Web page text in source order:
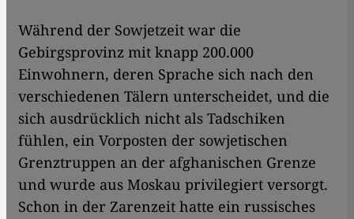
Während der Sowjetzeit war die
Gebirgsprovinz mit knapp 200.000
Einwohnern, deren Sprache sich nach den
verschiedenen Tälern unterscheidet, und die
sich ausdrücklich nicht als Tadschiken
fühlen, ein Vorposten der sowjetischen
Grenztruppen an der afghanischen Grenze
und wurde aus Moskau privilegiert versorgt.
Schon in der Zarenzeit hatte ein russisches